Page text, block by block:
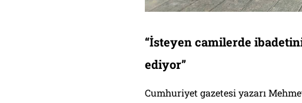
“İsteyen camilerde
ediyor”
Cumhuriyet gazetesi yazarı